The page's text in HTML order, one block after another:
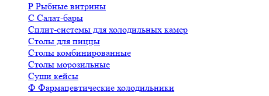
Р Рыбные витрины
С Салат-бары
Сплит-системы для холодильных камер
Столы для пиццы
Столы комбинированные
Столы морозильные
Суши кейсы
Ф Фармацевтические холодильники